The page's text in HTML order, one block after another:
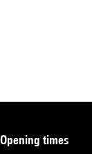
opening times